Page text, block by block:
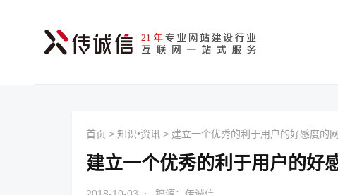
首页 > 知识•资讯 > 建立一个优秀的利于用户的好感度的网
建立一个优秀的利于用户的好